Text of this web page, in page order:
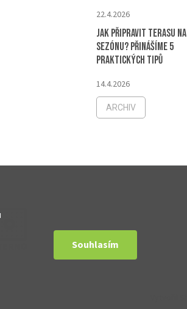
Souhlasím
22.4.2026
Jak připravit terasu na
sezónu? Přinášíme 5
praktických tipů
14.4.2026
ARCHIV